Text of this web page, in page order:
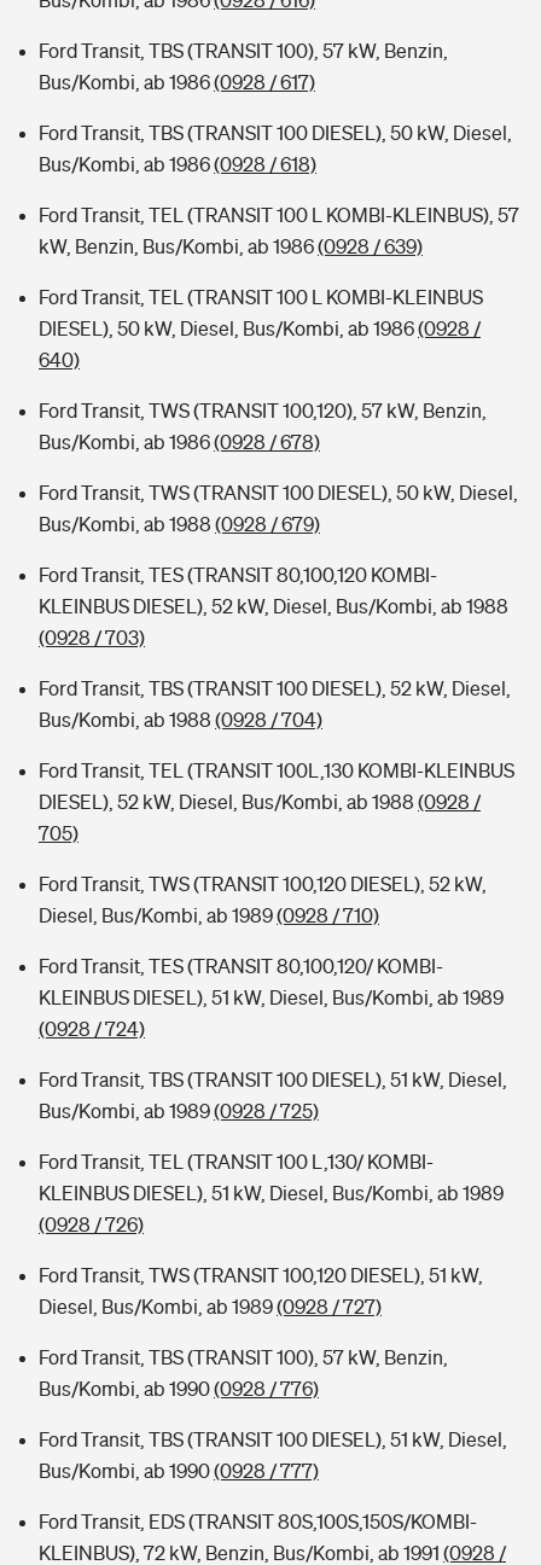
Ford Transit, TBS (TRANSIT 100), 57 kW, Benzin,
Bus/Kombi, ab 1986(0928 / 617)
Ford Transit, TBS (TRANSIT 100 DIESEL), 50 kW, Diesel,
Bus/Kombi, ab 1986(0928 / 618)
Ford Transit, TEL (TRANSIT 100 L KOMBI-KLEINBUS), 57
kW, Benzin, Bus/Kombi, ab 1986(0928 / 639)
Ford Transit, TEL (TRANSIT 100 L KOMBI-KLEINBUS
DIESEL), 50 kW, Diesel, Bus/Kombi, ab 1986(0928 /
640)
Ford Transit, TWS (TRANSIT 100,120), 57 kW, Benzin,
Bus/Kombi, ab 1986(0928 / 678)
Ford Transit, TWS (TRANSIT 100 DIESEL), 50 kW, Diesel,
Bus/Kombi, ab 1988 (0928 / 679)
Ford Transit, TES (TRANSIT 80,100,120 KOMBI-
KLEINBUS DIESEL), 52 kW, Diesel, Bus/Kombi, ab 1988
(0928 / 703)
Ford Transit, TBS (TRANSIT 100 DIESEL), 52 kW, Diesel,
Bus/Kombi, ab 1988 (0928 / 704)
Ford Transit, TEL (TRANSIT 100L,130 KOMBI-KLEINBUS
DIESEL), 52 kW, Diesel, Bus/Kombi, ab 1988 (0928 /
705)
Ford Transit, TWS (TRANSIT 100,120 DIESEL), 52 kW,
Diesel, Bus/Kombi, ab 1989(0928 / 710)
Ford Transit, TES (TRANSIT 80,100,120/ KOMBI-
KLEINBUS DIESEL), 51 kW, Diesel, Bus/Kombi, ab 1989
(0928 / 724)
Ford Transit, TBS (TRANSIT 100 DIESEL), 51 kW, Diesel,
Bus/Kombi, ab 1989(0928 / 725)
Ford Transit, TEL (TRANSIT 100 L,130/ KOMBI-
KLEINBUS DIESEL), 51 kW, Diesel, Bus/Kombi, ab 1989
(0928 / 726)
Ford Transit, TWS (TRANSIT 100,120 DIESEL), 51 kW,
Diesel, Bus/Kombi, ab 1989(0928 / 727)
Ford Transit, TBS (TRANSIT 100), 57 kW, Benzin,
Bus/Kombi, ab 1990(0928 / 776)
Ford Transit, TBS (TRANSIT 100 DIESEL), 51 kW, Diesel,
Bus/Kombi, ab 1990(0928 / 777)
Ford Transit, EDS (TRANSIT 80S,100S,150S/KOMBI-
KLEINBUS), 72 kW, Benzin, Bus/Kombi, ab 1991 (0928 /